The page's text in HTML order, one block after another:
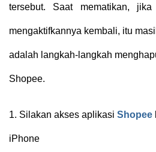
tersebut. Saat mematikan,
mengaktifkannya kembali, itu
adalah langkah-langkah
Shopee.
1. Silakan akses aplikasi Shopee
iPhone